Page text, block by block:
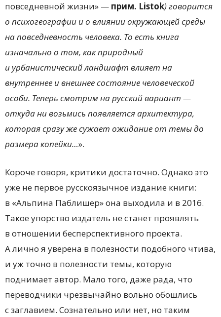
повседневной жизни» — прим. Listok) говорится
о психогеографии и о влиянии окружающей среды
на повседневность человека. То есть книга
изначально о том, как природный
и урбанистический ландшафт влияет на
внутреннее и внешнее состояние человеческой
особи. Теперь смотрим на русский вариант —
откуда ни возьмись появляется архитектура,
которая сразу же сужает ожидание от темы до
размера копейки…».
Короче говоря, критики достаточно. Однако это
уже не первое русскоязычное издание книги:
в «Альпина Паблишер» она выходила и в 2016.
Такое упорство издатель не станет проявлять
в отношении бесперспективного проекта.
А лично я уверена в полезности подобного чтива,
и уж точно в полезности темы, которую
поднимает автор. Мало того, даже рада, что
переводчики чрезвычайно вольно обошлись
с заглавием. Сознательно или нет, но таким